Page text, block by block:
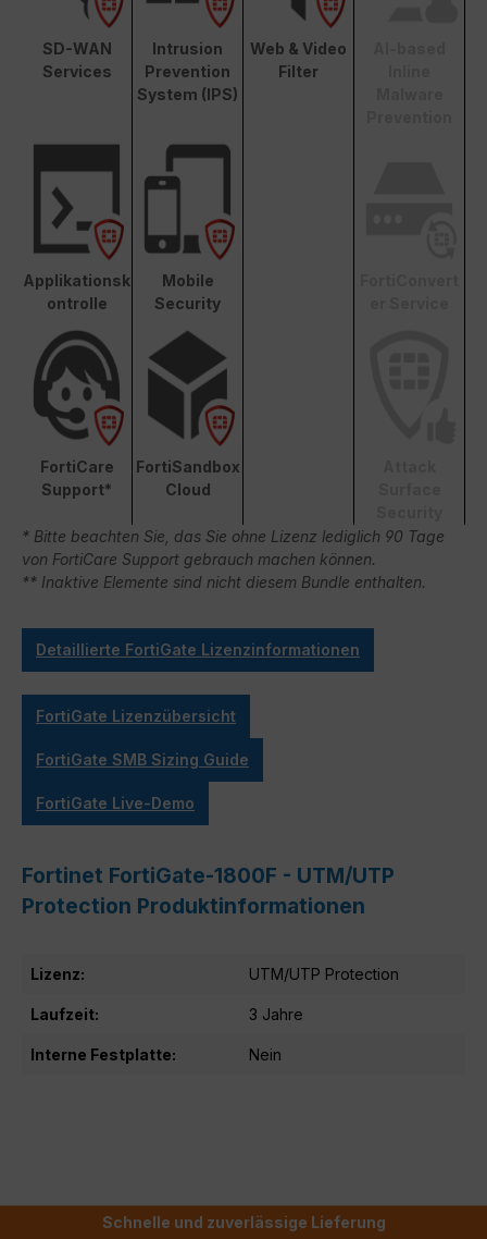
SD-WAN
Services
Intrusion
Prevention
System (IPS)
Web & Video
Filter
Applikationsk
ontrolle
Mobile
Security
FortiCare
Support*
FortiSandbox
Cloud
* Bitte beachten Sie, das Sie ohne Lizenz lediglich 90 Tage
von FortiCare Support gebrauch machen können.
** Inaktive Elemente sind nicht diesem Bundle enthalten.
Detaillierte FortiGate Lizenzinformationen
FortiGate Lizenzübersicht
FortiGate SMB Sizing Guide
FortiGate Live-Demo
Fortinet FortiGate-1800F - UTM/UTP
Protection Produktinformationen
Lizenz: UTM/UTP Protection
Laufzeit: 3 Jahre
Interne Festplatte: Nein
Schnelle und zuverlässige Lieferung